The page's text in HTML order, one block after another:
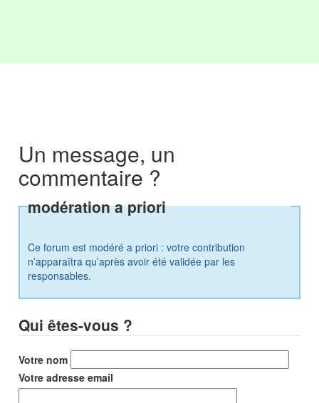
Un message, un
commentaire ?
modération a priori
Ce forum est modéré a priori : votre contribution
n’apparaîtra qu’après avoir été validée par les
responsables.
Qui êtes-vous ?
Votre nom
Votre adresse email